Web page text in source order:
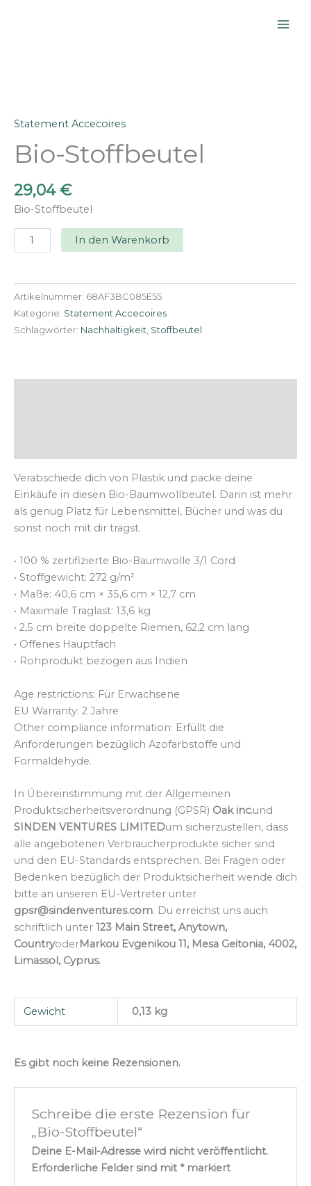
Statement Accecoires
Bio-Stoffbeutel
29,04€
Bio-Stoffbeutel
Bio-
Stoffbeutel
In den Warenkorb
Artikelnummer: 68AF3BC085E55
Kategorie: Statement Accecoires
Schlagwörter: Nachhaltigkeit, Stoffbeutel
Verabschiede dich von Plastik und packe deine
Einkäufe in diesen Bio-Baumwollbeutel. Darin ist mehr
als genug Platz für Lebensmittel, Bücher und was du
sonst noch mit dir trägst.
• 100 % zertifizierte Bio-Baumwolle 3/1 Cord
• Stoffgewicht: 272 g/m²
• Maße: 40,6 cm × 35,6 cm × 12,7 cm
• Maximale Traglast: 13,6 kg
• 2,5 cm breite doppelte Riemen, 62,2 cm lang
• Offenes Hauptfach
• Rohprodukt bezogen aus Indien
Age restrictions: Für Erwachsene
EU Warranty: 2 Jahre
Other compliance information: Erfüllt die
Anforderungen bezüglich Azofarbstoffe und
Formaldehyde.
In Übereinstimmung mit der Allgemeinen
Produktsicherheitsverordnung (GPSR) Oak inc.und
SINDEN VENTURES LIMITEDum sicherzustellen, dass
alle angebotenen Verbraucherprodukte sicher sind
und den EU-Standards entsprechen. Bei Fragen oder
Bedenken bezüglich der Produktsicherheit wende dich
bitte an unseren EU-Vertreter unter
gpsr@sindenventures.com. Du erreichst uns auch
schriftlich unter 123 Main Street, Anytown,
CountryoderMarkou Evgenikou 11, Mesa Geitonia, 4002,
Limassol, Cyprus.
Gewicht 0,13 kg
Es gibt noch keine Rezensionen.
Schreibe die erste Rezension für
„Bio-Stoffbeutel“
Deine E-Mail-Adresse wird nicht veröffentlicht.
Erforderliche Felder sind mit *markiert